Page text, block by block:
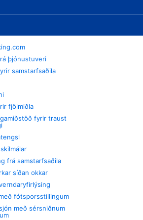
þjónustuveri
samstarfsaðila
fjölmiðla
fyrir traust
frá samstarfsaðila
síðan okkar
fótsporsstillingum
með sérsniðnum